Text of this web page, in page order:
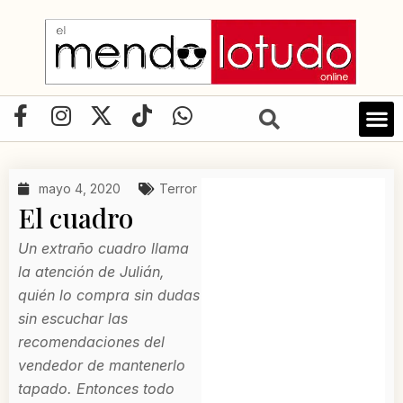
contenido
F
a
e
b
o
o
k
-
f
I
n
t
g
r
a
m
X
-
w
i
t
t
e
r
T
i
t
o
W
h
t
p
mayo 4, 2020 Terror
El cuadro
Un extraño cuadro llama
la atención de Julián,
quién lo compra sin dudas
sin escuchar las
recomendaciones del
vendedor de mantenerlo
tapado. Entonces todo